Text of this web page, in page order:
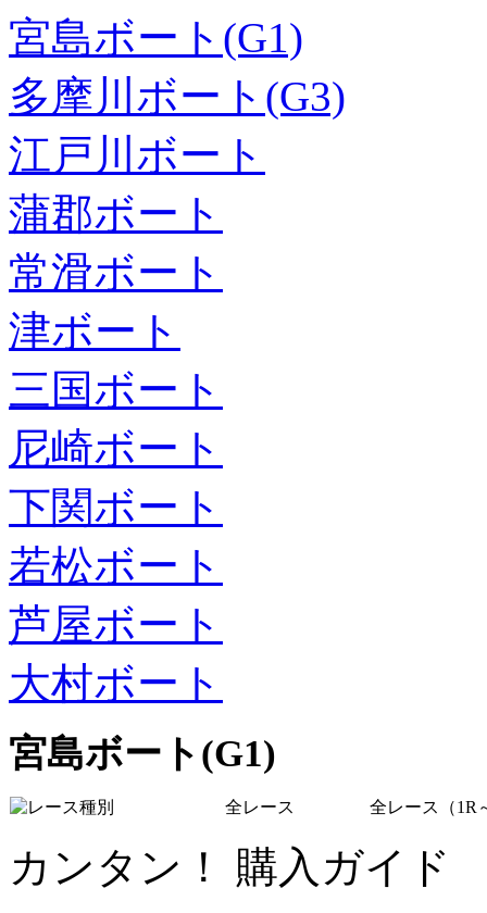
宮島ボート(G1)
多摩川ボート(G3)
江戸川ボート
蒲郡ボート
常滑ボート
津ボート
三国ボート
尼崎ボート
下関ボート
若松ボート
芦屋ボート
大村ボート
宮島ボート(G1)
全レース 全レース（1R
カンタン！ 購入ガイド